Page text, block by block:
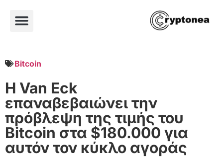
Bitcoin
Η Van Eck
επαναβεβαιώνει την
πρόβλεψη της τιμής του
Bitcoin στα $180.000 για
αυτόν τον κύκλο αγοράς